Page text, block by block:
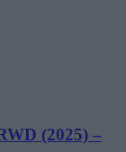
(2025) –